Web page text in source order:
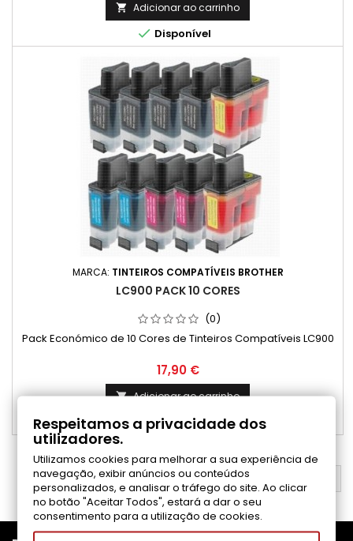
 Adicionar ao carrinho
 Disponível
MARCA: TINTEIROS COMPATÍVEIS BROTHER
LC900 PACK 10 CORES
(0)
Pack Económico de 10 Cores de Tinteiros Compatíveis LC900
Preço
17,90 €
 Adicionar ao carrinho
Disponível
VOLTAR AO TOPO
Respeitamos a privacidade dos
utilizadores.
Utilizamos cookies para melhorar a sua experiência de
navegação, exibir anúncios ou conteúdos
personalizados, e analisar o tráfego do site. Ao clicar
no botão "Aceitar Todos", estará a dar o seu
consentimento para a utilização de cookies.